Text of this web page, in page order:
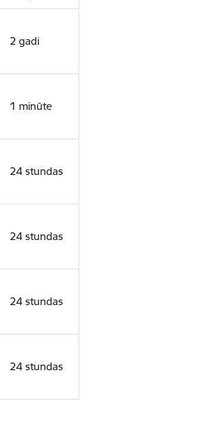
2 gadi
1 minūte
24 stundas
24 stundas
24 stundas
24 stundas